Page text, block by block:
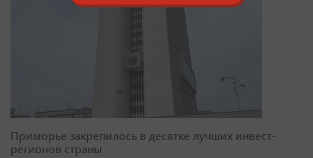
Приморье закрепилось в десятке лучших инвест-
регионов страны